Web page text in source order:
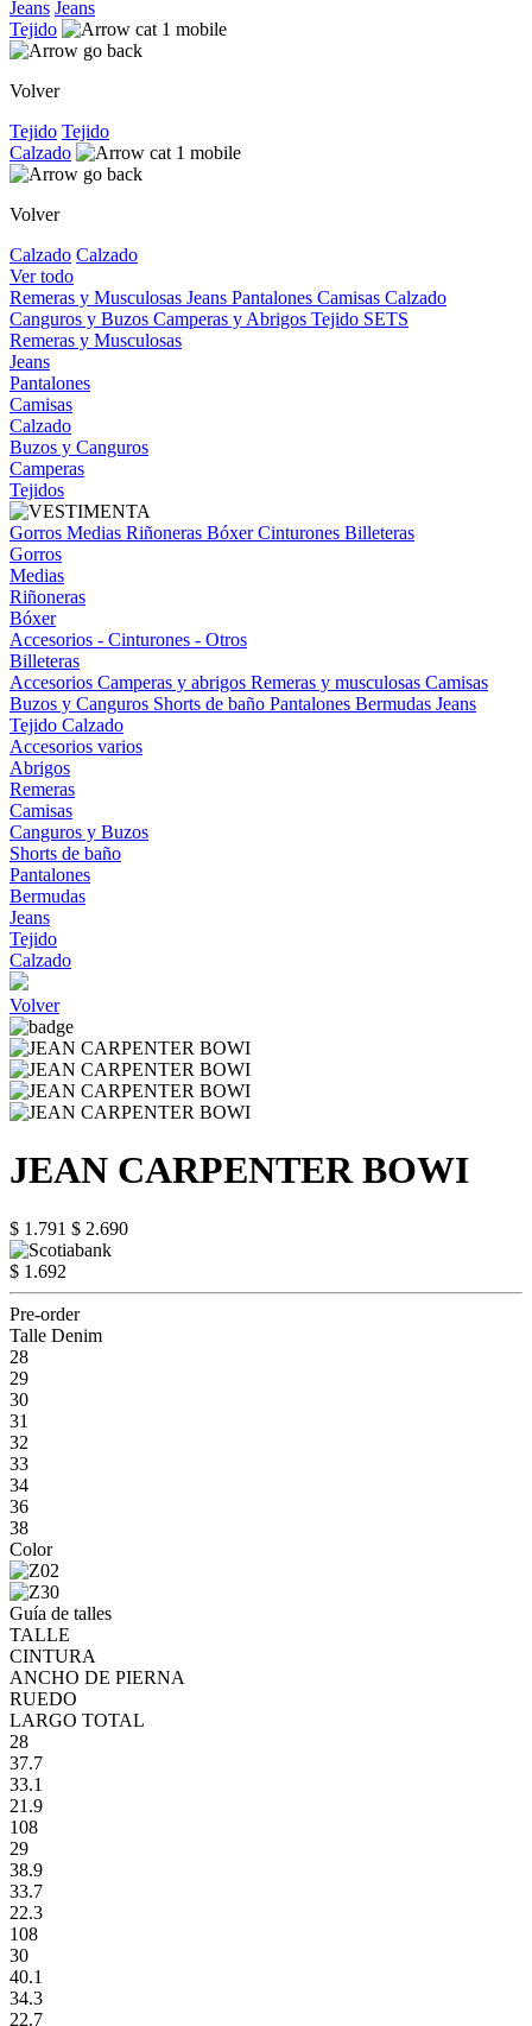
Jeans Jeans
Tejido
Volver
Tejido Tejido
Calzado
Volver
Calzado Calzado
Ver todo
Remeras y Musculosas Jeans Pantalones Camisas Calzado
Canguros y Buzos Camperas y Abrigos Tejido SETS
Remeras y Musculosas
Jeans
Pantalones
Camisas
Calzado
Buzos y Canguros
Camperas
Tejidos
Gorros Medias Riñoneras BóxerCinturones Billeteras
Gorros
Medias
Riñoneras
Bóxer
Accesorios - Cinturones - Otros
Billeteras
Accesorios Camperas y abrigos Remeras y musculosas Camisas
Buzos y Canguros Shorts de baño Pantalones Bermudas Jeans
Tejido Calzado
Accesorios varios
Abrigos
Remeras
Camisas
Canguros y Buzos
Shorts de baño
Pantalones
Bermudas
Jeans
Tejido
Calzado
Volver
JEAN CARPENTER BOWI
$ 1.791 $ 2.690
$ 1.692
Pre-order
Talle Denim
28
29
30
31
32
33
34
36
38
Color
Guía de talles
TALLE
CINTURA
ANCHO DE PIERNA
RUEDO
LARGO TOTAL
28
37.7
33.1
21.9
108
29
38.9
33.7
22.3
108
30
40.1
34.3
22.7